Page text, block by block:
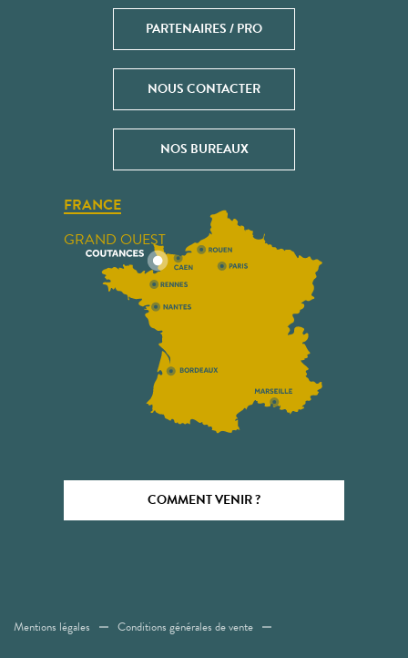
PARTENAIRES / PRO
NOUS CONTACTER
NOS BUREAUX
FRANCE
GRAND OUEST
COMMENT VENIR ?
Mentions légales Conditions générales de vente